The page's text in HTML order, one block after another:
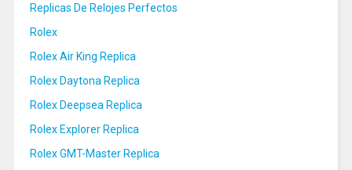
Replicas De Relojes Perfectos
Rolex
Rolex Air King Replica
Rolex Daytona Replica
Rolex Deepsea Replica
Rolex Explorer Replica
Rolex GMT-Master Replica